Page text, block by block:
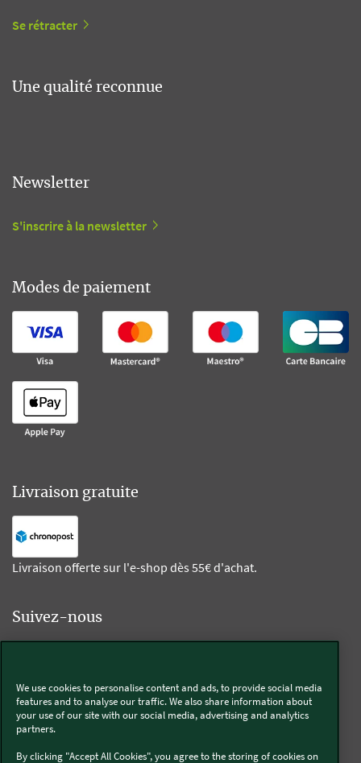
Se rétracter
Une qualité reconnue
Newsletter
S'inscrire à la newsletter
Modes de paiement
Livraison gratuite
Livraison offerte sur l'e-shop dès 55€ d'achat.
Suivez-nous
Thermomix®
We use cookies to personalise content and ads, to provide social media
features and to analyse our traffic. We also share information about
your use of our site with our social media, advertising and analytics
partners.
By clicking "Accept All Cookies", you agree to the storing of cookies on